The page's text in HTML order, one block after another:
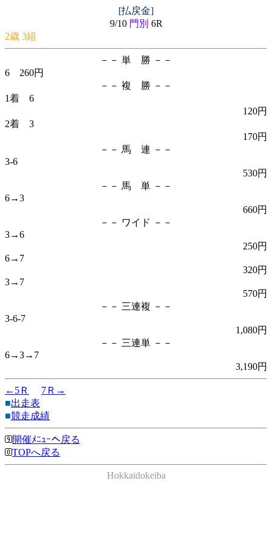
[払戻金]
9/10 門別 6R
2歳 3組
－－ 単 勝 －－
6 260円
－－ 複 勝 －－
1着 6
120円
2着 3
170円
－－ 馬 連 －－
3-6
530円
－－ 馬 単 －－
6→3
660円
－－ ワイド －－
3→6
250円
6→7
320円
3→7
570円
－－ 三連複 －－
3-6-7
1,080円
－－ 三連単 －－
6→3→7
3,190円
←5Ｒ
7Ｒ→
■出走表
■競走成績
開催ﾒﾆｭｰへ戻る
TOPへ戻る
Hokkaidokeiba